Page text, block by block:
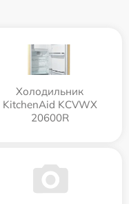
Холодильник
KitchenAid KCVWX
20600R